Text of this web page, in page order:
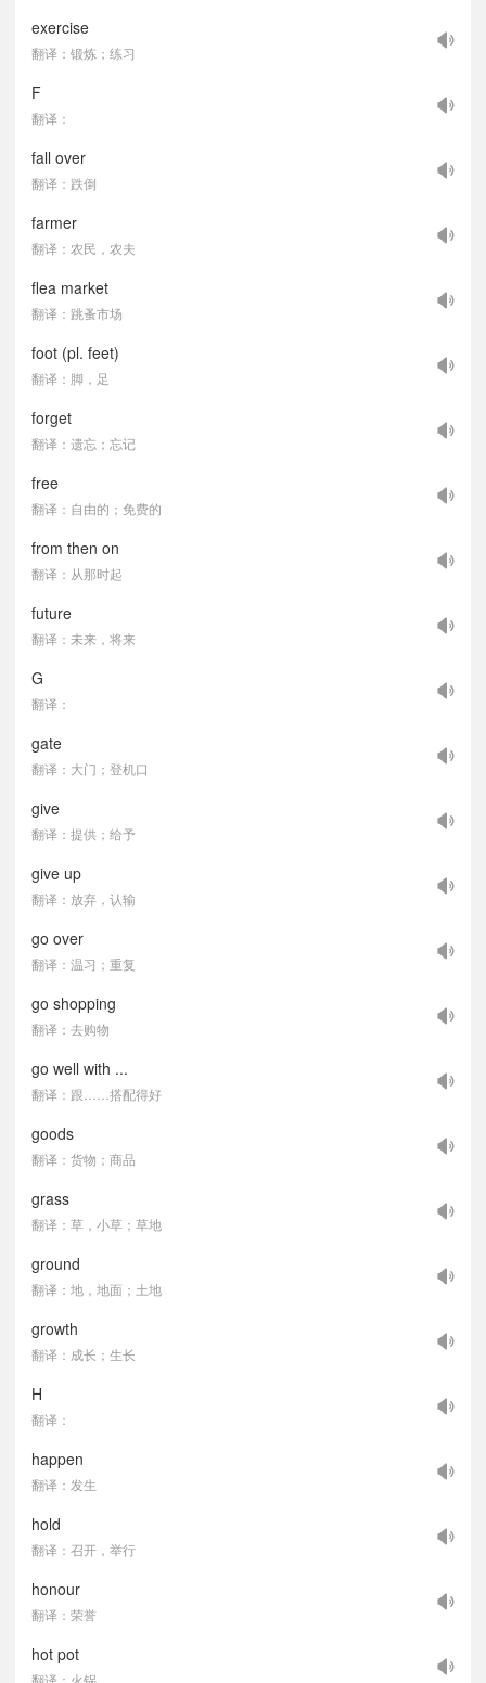
exercise
翻译：锻炼；练习
F
翻译：
fall over
翻译：跌倒
farmer
翻译：农民，农夫
flea market
翻译：跳蚤市场
foot (pl. feet)
翻译：脚，足
forget
翻译：遗忘；忘记
free
翻译：自由的；免费的
from then on
翻译：从那时起
future
翻译：未来，将来
G
翻译：
gate
翻译：大门；登机口
give
翻译：提供；给予
give up
翻译：放弃，认输
go over
翻译：温习；重复
go shopping
翻译：去购物
go well with ...
翻译：跟……搭配得好
goods
翻译：货物；商品
grass
翻译：草，小草；草地
ground
翻译：地，地面；土地
growth
翻译：成长；生长
H
翻译：
happen
翻译：发生
hold
翻译：召开，举行
honour
翻译：荣誉
hot pot
翻译：火锅